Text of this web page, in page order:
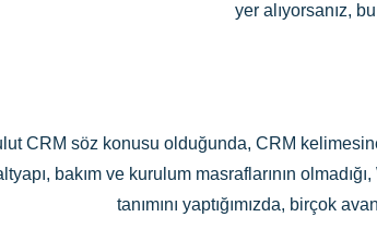
yer alıyorsanız,
CRM söz konusu olduğunda, CRM
bakım ve kurulum masraflarının
tanımını yaptığımızda, birçok